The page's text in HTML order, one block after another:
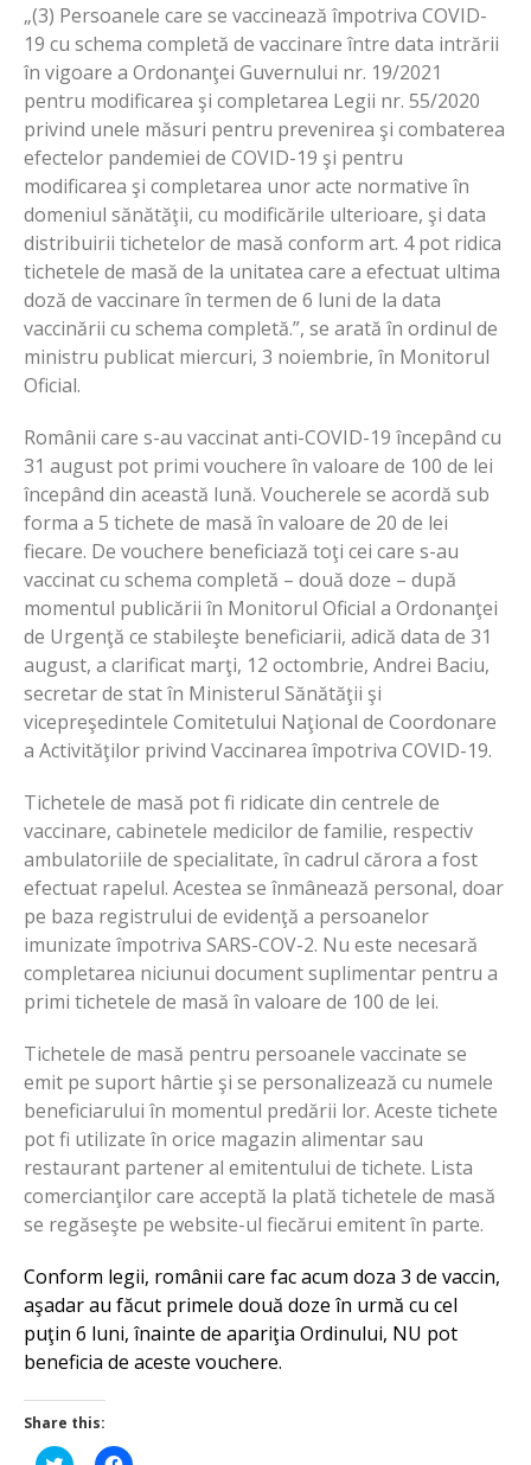
„(3) Persoanele care se vaccinează împotriva COVID-
19 cu schema completă de vaccinare între data intrării
în vigoare a Ordonanţei Guvernului nr. 19/2021
pentru modificarea şi completarea Legii nr. 55/2020
privind unele măsuri pentru prevenirea şi combaterea
efectelor pandemiei de COVID-19 şi pentru
modificarea şi completarea unor acte normative în
domeniul sănătăţii, cu modificările ulterioare, şi data
distribuirii tichetelor de masă conform art. 4 pot ridica
tichetele de masă de la unitatea care a efectuat ultima
doză de vaccinare în termen de 6 luni de la data
vaccinării cu schema completă.”, se arată în ordinul de
ministru publicat miercuri, 3 noiembrie, în Monitorul
Oficial.
Românii care s-au vaccinat anti-COVID-19 începând cu
31 august pot primi vouchere în valoare de 100 de lei
începând din această lună. Voucherele se acordă sub
forma a 5 tichete de masă în valoare de 20 de lei
fiecare. De vouchere beneficiază toţi cei care s-au
vaccinat cu schema completă – două doze – după
momentul publicării în Monitorul Oficial a Ordonanţei
de Urgenţă ce stabileşte beneficiarii, adică data de 31
august, a clarificat marţi, 12 octombrie, Andrei Baciu,
secretar de stat în Ministerul Sănătăţii şi
vicepreşedintele Comitetului Naţional de Coordonare
a Activităţilor privind Vaccinarea împotriva COVID-19.
Tichetele de masă pot fi ridicate din centrele de
vaccinare, cabinetele medicilor de familie, respectiv
ambulatoriile de specialitate, în cadrul cărora a fost
efectuat rapelul. Acestea se înmânează personal, doar
pe baza registrului de evidenţă a persoanelor
imunizate împotriva SARS-COV-2. Nu este necesară
completarea niciunui document suplimentar pentru a
primi tichetele de masă în valoare de 100 de lei.
Tichetele de masă pentru persoanele vaccinate se
emit pe suport hârtie şi se personalizează cu numele
beneficiarului în momentul predării lor. Aceste tichete
pot fi utilizate în orice magazin alimentar sau
restaurant partener al emitentului de tichete. Lista
comercianţilor care acceptă la plată tichetele de masă
se regăseşte pe website-ul fiecărui emitent în parte.
Conform legii, românii care fac acum doza 3 de vaccin,
aşadar au făcut primele două doze în urmă cu cel
puţin 6 luni, înainte de apariţia Ordinului, NU pot
beneficia de aceste vouchere.
Share this: